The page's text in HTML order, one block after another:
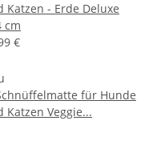
Katzen - Erde Deluxe
cm
€